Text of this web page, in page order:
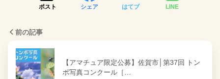
ポスト シェア はてブ LINE
前の記事
【アマチュア限定公募】佐賀市│第37回 トン
ボ写真コンクール［…